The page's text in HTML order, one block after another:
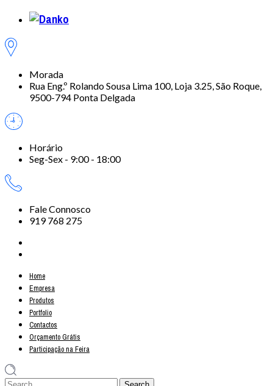
Morada
Rua Eng.º Rolando Sousa Lima 100, Loja 3.25, São Roque,
9500-794 Ponta Delgada
Horário
Seg-Sex - 9:00 - 18:00
Fale Connosco
919 768 275
Home
Empresa
Produtos
Portfolio
Contactos
Orçamento Grátis
Participação na Feira